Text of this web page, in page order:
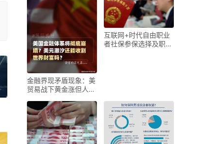
金融界现矛盾现象：美
贸易战下黄金涨但人民
互联网+时代自由职业
者社保参保选择及职工